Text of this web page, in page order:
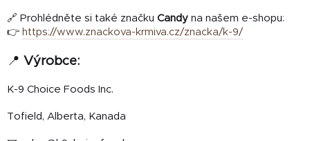
🔗 Prohlédněte si také značku Candy na našem e-shopu:
👉 https://www.znackova-krmiva.cz/znacka/k-9/
📍 Výrobce:
K-9 Choice Foods Inc.
Tofield, Alberta, Kanada